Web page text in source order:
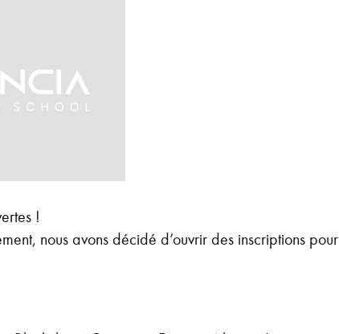
!
nous avons décidé d’ouvrir des inscriptions pour